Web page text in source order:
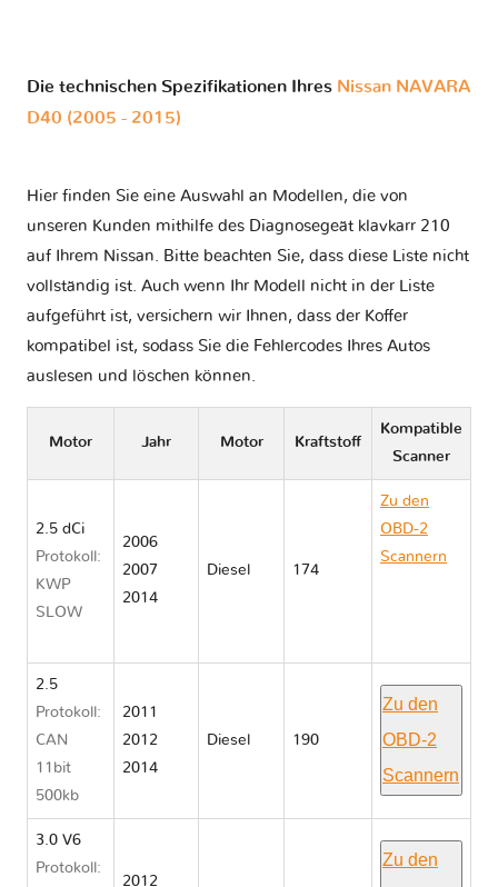
Die technischen Spezifikationen Ihres Nissan NAVARA
D40 (2005 - 2015)
Hier finden Sie eine Auswahl an Modellen, die von
unseren Kunden mithilfe des Diagnosegeät klavkarr 210
auf Ihrem Nissan. Bitte beachten Sie, dass diese Liste nicht
vollständig ist. Auch wenn Ihr Modell nicht in der Liste
aufgeführt ist, versichern wir Ihnen, dass der Koffer
kompatibel ist, sodass Sie die Fehlercodes Ihres Autos
auslesen und löschen können.
Motor Jahr Motor Kraftstoff
Kompatible
Scanner
2.5 dCi
Protokoll:
KWP
SLOW
2006
2007
2014
Diesel 174
Zu den
OBD-2
Scannern
2.5
Protokoll:
CAN
11bit
500kb
2011
2012
2014
Diesel 190
Zu den
OBD-2
Scannern
3.0 V6
Protokoll:
2012
Zu den